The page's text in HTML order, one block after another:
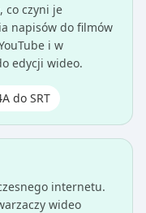
co czyni je
napisów do filmów
i w
edycji wideo.
do SRT
internetu.
wideo